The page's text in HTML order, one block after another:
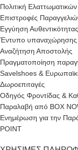
Πολιτική
Επιστροφές
Εγγύηση
Έντυπο υπαναχώρησης
Αναζήτηση Αποστολής
Πραγματοποίηση
Savelshoes &
Δωροεπιταγές
Οδηγός Φροντίδας &
Παραλαβή από BOX
Ενημέρωση για την
POINT